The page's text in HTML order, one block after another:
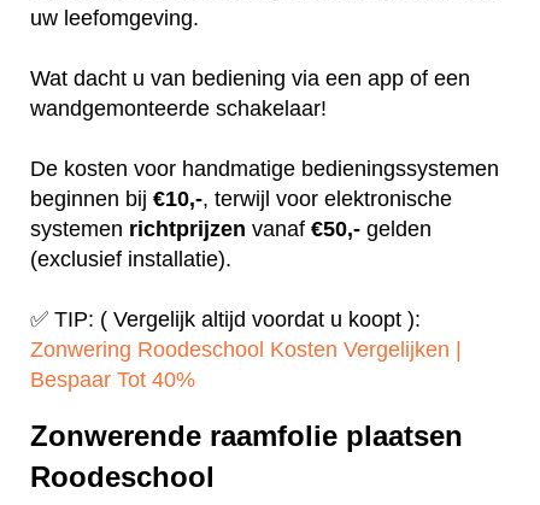
uw leefomgeving.
Wat dacht u van bediening via een app of een
wandgemonteerde schakelaar!
De kosten voor handmatige bedieningssystemen
beginnen bij €10,-, terwijl voor elektronische
systemen richtprijzen vanaf €50,- gelden
(exclusief installatie).
✅ TIP: ( Vergelijk altijd voordat u koopt ):
Zonwering Roodeschool Kosten Vergelijken |
Bespaar Tot 40%‎
Zonwerende raamfolie plaatsen
Roodeschool